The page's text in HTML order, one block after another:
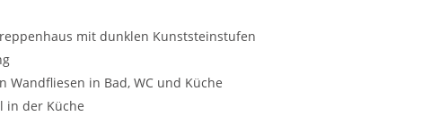
mit dunklen Kunststeinstufen
Wandfliesen in Bad, WC und Küche
in der Küche